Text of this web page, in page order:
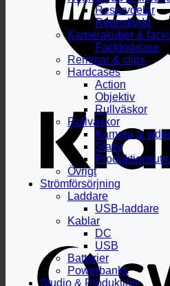
Reservdelar
Regnskydd
Kamerakuber &
Fackindelare
Remmar & clips
Hardcases
Action
Objektiv
Rullväskor
Rullväskor
Kamera &
Stativ
Övrigt
Strömförsörjning
Laddare
USB-laddare
Kablar
DC
USB
Batterier
Powerbanks
Studio & Produktion